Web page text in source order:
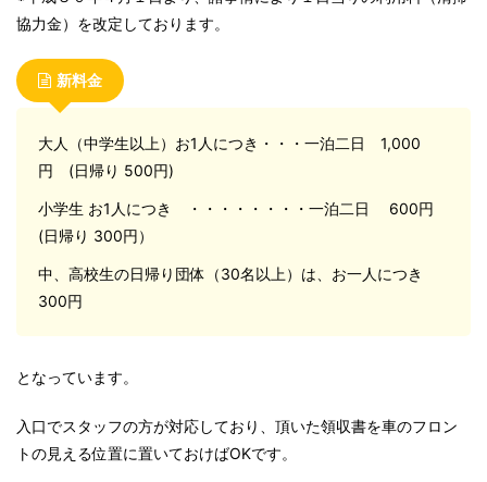
協力金）を改定しております。
新料金
大人（中学生以上）お1人につき・・・一泊二日 1,000
円 (日帰り 500円)
小学生 お1人につき ・・・・・・・・一泊二日 600円
(日帰り 300円）
中、高校生の日帰り団体（30名以上）は、お一人につき
300円
となっています。
入口でスタッフの方が対応しており、頂いた領収書を車のフロン
トの見える位置に置いておけばOKです。